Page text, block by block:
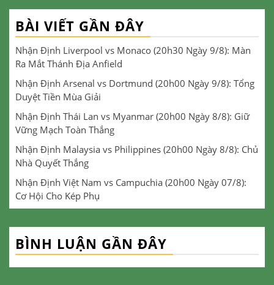
BÀI VIẾT GẦN ĐÂY
Nhận Định Liverpool vs Monaco (20h30 Ngày 9/8): Màn
Ra Mắt Thánh Địa Anfield
Nhận Định Arsenal vs Dortmund (20h00 Ngày 9/8): Tổng
Duyệt Tiền Mùa Giải
Nhận Định Thái Lan vs Myanmar (20h00 Ngày 8/8): Giữ
Vững Mạch Toàn Thắng
Nhận Định Malaysia vs Philippines (20h00 Ngày 8/8): Chủ
Nhà Quyết Thắng
Nhận Định Việt Nam vs Campuchia (20h00 Ngày 07/8):
Cơ Hội Cho Kép Phụ
BÌNH LUẬN GẦN ĐÂY